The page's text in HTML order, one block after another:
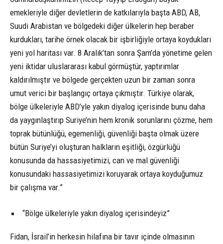
emekleriyle diğer devletlerin de katkılarıyla başta ABD, AB,
Suudi Arabistan ve bölgedeki diğer ülkelerin hep beraber
kurdukları, tarihe örnek olacak bir işbirliğiyle ortaya koydukları
yeni yol haritası var. 8 Aralık’tan sonra Şam’da yönetime gelen
yeni iktidar uluslararası kabul görmüştür, yaptırımlar
kaldırılmıştır ve bölgede gerçekten uzun bir zaman sonra
umut verici bir başlangıç ortaya çıkmıştır. Türkiye olarak,
bölge ülkeleriyle ABD’yle yakın diyalog içerisinde bunu daha
da yaygınlaştırıp Suriye’nin hem kronik sorunlarını çözme, hem
toprak bütünlüğü, egemenliği, güvenliği başta olmak üzere
bütün Suriye’yi oluşturan halkların eşitliği, özgürlüğü
konusunda da hassasiyetimizi, can ve mal güvenliği
konusundaki hassasiyetimizi koruyarak ortaya koyduğumuz
bir çalışma var.”
“Bölge ülkeleriyle yakın diyalog içerisindeyiz”
Fidan, İsrail’in herkesin hilafına bir tavır içinde olmasının